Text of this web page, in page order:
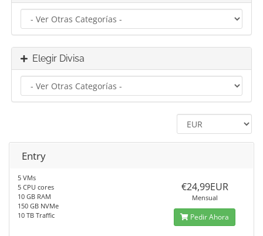
Elegir Divisa
Entry
5 VMs
5 CPU cores
10 GB RAM
150 GB NVMe
10 TB Traffic
€24,99EUR
Mensual
Pedir Ahora